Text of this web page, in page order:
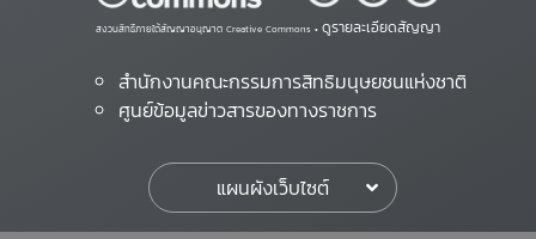
สงวนสิทธิ์ภายใต้สัญญาอนุญาต Creative Commons • ดูรายละเอียดสัญญา
สำนักงานคณะกรรมการสิทธิมนุษยชนแห่งชาติ
ศูนย์ข้อมูลข่าวสารของทางราชการ
แผนผังเว็บไซต์